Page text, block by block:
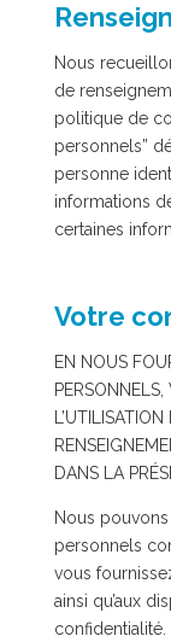
Nous
de
politique de
personnels”
personne
informations
certaines
Votre
EN NOUS
DANS LA
Nous
personnels
vous
ainsi qu’aux
confidentialité.